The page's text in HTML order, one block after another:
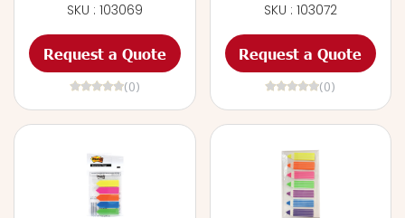
SKU : 103069
Request a Quote
(0)
SKU : 103072
Request a Quote
(0)